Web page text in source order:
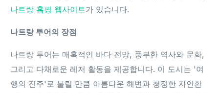
나트랑 홉핑 웹사이트가 있습니다.
나트랑 투어의 장점
나트랑 투어는 매혹적인 바다 전망, 풍부한 역사와 문화,
그리고 다채로운 레저 활동을 제공합니다. 이 도시는 '여
행의 진주'로 불릴 만큼 아름다운 해변과 청정한 자연환